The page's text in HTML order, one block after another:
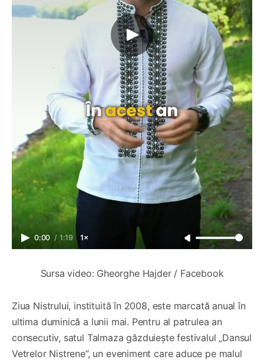
0:00 / 1:19 1×
Sursa video: Gheorghe Hajder / Facebook
Ziua Nistrului, instituită în 2008, este marcată anual în
ultima duminică a lunii mai. Pentru al patrulea an
consecutiv, satul Talmaza găzduiește festivalul „Dansul
Vetrelor Nistrene”, un eveniment care aduce pe malul